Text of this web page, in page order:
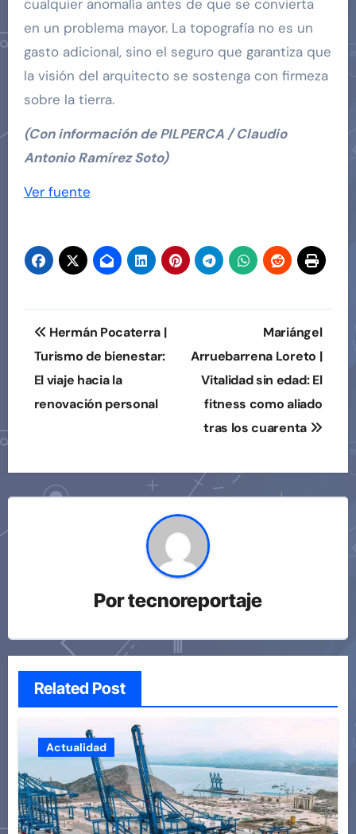
cualquier anomalía antes de que se convierta
en un problema mayor. La topografía no es un
gasto adicional, sino el seguro que garantiza que
la visión del arquitecto se sostenga con firmeza
sobre la tierra.
(Con información de PILPERCA / Claudio
Antonio Ramírez Soto)
Navegación
entradas
Ver fuente
Navegación
de
entradas
Hermán Pocaterra |
Turismo de bienestar:
El viaje hacia la
renovación personal
Mariángel
Arruebarrena Loreto |
Vitalidad sin edad: El
fitness como aliado
tras los cuarenta
Portecnoreportaje
Related Post
Actualidad